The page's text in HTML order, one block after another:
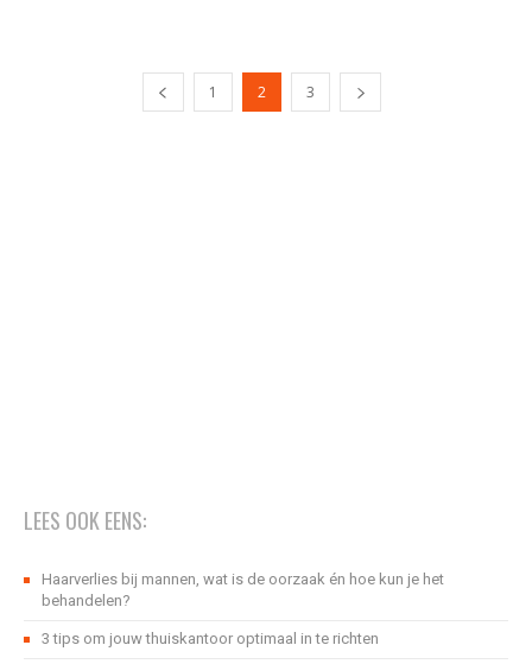
1 2 3
LEES OOK EENS:
Haarverlies bij mannen, wat is de oorzaak én hoe kun je het
behandelen?
3 tips om jouw thuiskantoor optimaal in te richten